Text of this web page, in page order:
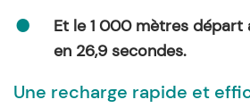
Et le 1 000 mètres
en 26,9 secondes.
Une recharge rapide et